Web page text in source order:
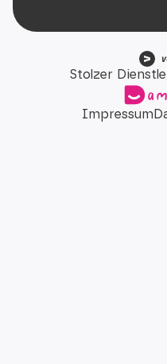
Stolzer
Impressum